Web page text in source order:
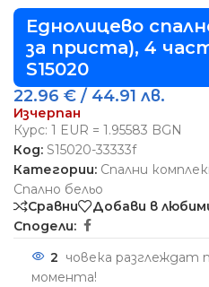
Еднолицево
за приста), 4
S15020
22.96 € / 44.91 лв.
Изчерпан
Курс: 1 EUR = 1.95583 BGN
Код: S15020-33333f
Категории: Спални
Спално бельо
Сравни
Добави в
Сподели:
2 човека разглеждат
момента!